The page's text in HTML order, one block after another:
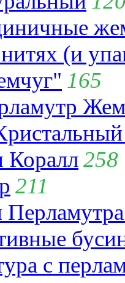
(и
165
Коралл258
211
с